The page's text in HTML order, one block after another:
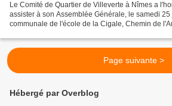
Le Comité de Quartier de Villeverte à Nîmes a
assister à son Assemblée Générale, le samedi
communale de l'école de la Cigale, Chemin de
Page suivante >
Hébergé par Overblog